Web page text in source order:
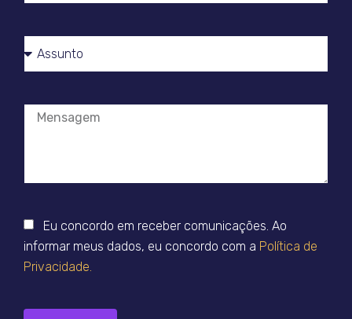
Eu concordo em receber comunicações. Ao
informar meus dados, eu concordo com a Política de
Privacidade.